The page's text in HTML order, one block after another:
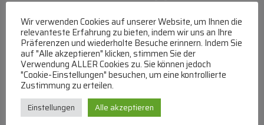
aufnehmen
(MO-DO 8-17, FR 8-15 Uhr,+43 1 267 67 60)
Bei uns können Sie bezahlen per:
Überweisung
PayPal
MasterCard
Wir verwenden Cookies auf unserer Website, um Ihnen die
relevanteste Erfahrung zu bieten, indem wir uns an Ihre
Präferenzen und wiederholte Besuche erinnern. Indem Sie
auf "Alle akzeptieren" klicken, stimmen Sie der
Verwendung ALLER Cookies zu. Sie können jedoch
"Cookie-Einstellungen" besuchen, um eine kontrollierte
Zustimmung zu erteilen.
Einstellungen Alle akzeptieren